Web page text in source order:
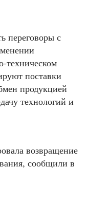
переговоры с
техническом
поставки
продукцией
технологий и
возвращение
сообщили в